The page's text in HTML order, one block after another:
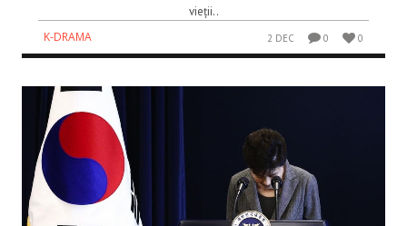
vieții..
K-DRAMA
2 DEC 0 0